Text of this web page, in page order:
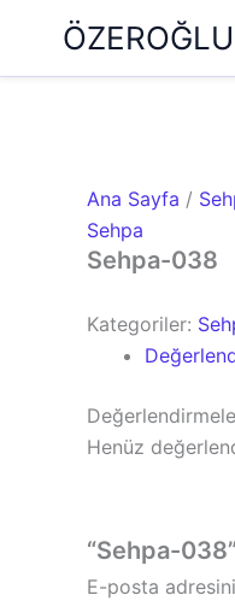
Ana Sayfa /
Sehpa
Sehpa-038
Kategoriler:
Henüz
“Sehpa-
E-posta